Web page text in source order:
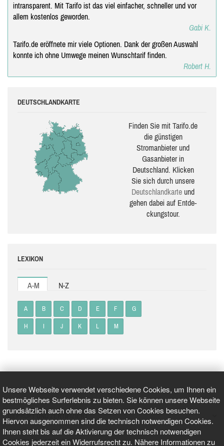
Unsere Webseite verwendet verschiedene Cookies, um Ihnen ein
bestmögliches Surferlebnis zu bieten. Sie können unsere Webseite
grundsätzlich auch ohne das Setzen von Cookies besuchen.
Hiervon ausgenommen sind die technisch notwendigen Cookies.
Ihnen steht bis auf die Aktivierung der technisch notwendigen
Cookies jederzeit ein Widerrufsrecht zu. Nähere Informationen zu
intransparent. Mit Tarifo ist das viel einfacher, schneller und vor
allem kostenlos geworden.
Gabi K.
Tarifo.de eröffnete mir viele Optionen. Dank der großen Auswahl
konnte ich ohne Umwege meinen Wunschtarif finden.
Robert H.
DEUTSCHLANDKARTE
Finden Sie mit Tarifo.de
die güns­ti­gen
Stromanbieter und
Gasanbieter in
Deutschland. Klicken
Sie sich durch unsere
Deutsch­land­karte und
gehen dabei auf Ent­de­
ckungs­tour.
LEXIKON
A-M N-Z
A B C D E F G
H I J K L M
GEPRÜFT UND ZERTIFIZIERT
AKTUELLE NACHRICHTEN